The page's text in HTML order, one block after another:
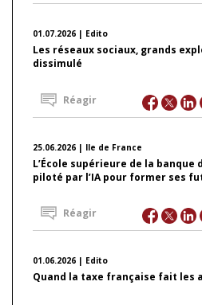
01.07.2026 | Edito
Les réseaux sociaux, grands
dissimulé
Réagir
25.06.2026 | Ile de France
L’École supérieure de la
piloté par l’IA pour former ses
Réagir
01.06.2026 | Edito
Quand la taxe française fait les